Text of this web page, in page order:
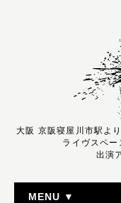
大阪 京阪寝屋川市駅よ
ライヴスペー
出演
MENU ▼